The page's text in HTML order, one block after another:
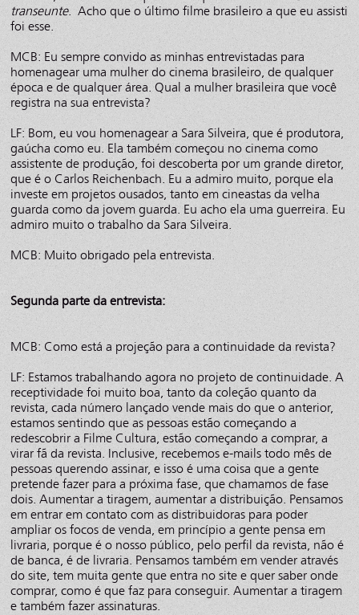
transeunte. Acho que o último filme brasileiro a que eu assisti
foi esse.
MCB: Eu sempre convido as minhas entrevistadas para
homenagear uma mulher do cinema brasileiro, de qualquer
época e de qualquer área. Qual a mulher brasileira que você
registra na sua entrevista?
LF: Bom, eu vou homenagear a Sara Silveira, que é produtora,
gaúcha como eu. Ela também começou no cinema como
assistente de produção, foi descoberta por um grande diretor,
que é o Carlos Reichenbach. Eu a admiro muito, porque ela
investe em projetos ousados, tanto em cineastas da velha
guarda como da jovem guarda. Eu acho ela uma guerreira. Eu
admiro muito o trabalho da Sara Silveira.
MCB: Muito obrigado pela entrevista.
Segunda parte da entrevista:
MCB: Como está a projeção para a continuidade da revista?
LF: Estamos trabalhando agora no projeto de continuidade. A
receptividade foi muito boa, tanto da coleção quanto da
revista, cada número lançado vende mais do que o anterior,
estamos sentindo que as pessoas estão começando a
redescobrir a Filme Cultura, estão começando a comprar, a
virar fã da revista. Inclusive, recebemos e-mails todo mês de
pessoas querendo assinar, e isso é uma coisa que a gente
pretende fazer para a próxima fase, que chamamos de fase
dois. Aumentar a tiragem, aumentar a distribuição. Pensamos
em entrar em contato com as distribuidoras para poder
ampliar os focos de venda, em princípio a gente pensa em
livraria, porque é o nosso público, pelo perfil da revista, não é
de banca, é de livraria. Pensamos também em vender através
do site, tem muita gente que entra no site e quer saber onde
comprar, como é que faz para conseguir. Aumentar a tiragem
e também fazer assinaturas.